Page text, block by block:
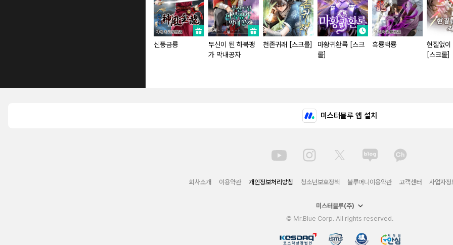
신풍금룡
무신이 된 하북팽
가 막내공자
천존귀래 [스크롤]
마황귀환록 [스크
롤]
흑룡백룡
현질없이
[스크롤]
미스터블루 앱 설치
회사소개 이용약관 개인정보처리방침 청소년보호정책 블루머니이용약관 고객센터 사업자정
미스터블루(주)
© Mr.Blue Corp. All rights reserved.